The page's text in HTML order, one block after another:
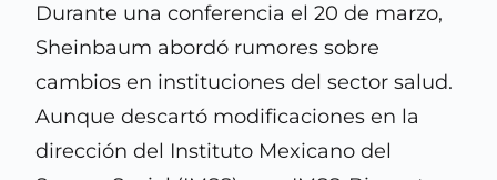
Durante una conferencia el 20 de marzo,
Sheinbaum abordó rumores sobre
cambios en instituciones del sector salud.
Aunque descartó modificaciones en la
dirección del Instituto Mexicano del